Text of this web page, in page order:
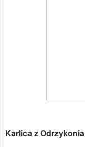
Karlica z Odrzykonia